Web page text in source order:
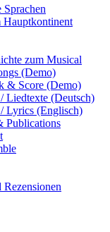
Sprachen
Hauptkontinent
zum Musical
(Demo)
& Score (Demo)
Liedtexte (Deutsch)
Lyrics (Englisch)
Publications
Rezensionen